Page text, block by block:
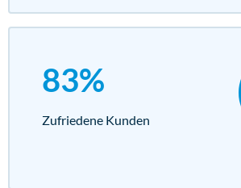
83%
Zufriedene Kunden